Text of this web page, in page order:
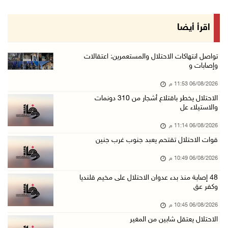
الرئيس يستقبل مجلس بلدية رام الله ويشدد على د ...
جماهير شعبنا تشيع جثمان الشهيد علاء صبيح في ت ...
الاحتلال يوسع حملات الدهم والاعتقال في قلنديا ...
06/آب/2026 08:06 م
الرئيس المصري وملك البحرين يشددان على ضرورة ت ...
رابطة العالم الإسلامي تدين تواصل انتهاكات الا ...
اليونيسف: استشهاد 300 طفل منذ وقف إطلاق النار ...
اقرأ أيضا
تواصل انتهاكات الاحتلال والمستعمرين: اعتقالات
وإصابات و
06/08/2026 11:53 م
الاحتلال يخطر باقتلاع أشجار من 310 دونمات
والاستيلاء عل
06/08/2026 11:14 م
قوات الاحتلال تقتحم يعبد جنوب غرب جنين
06/08/2026 10:49 م
48 إصابة منذ بدء عدوان الاحتلال على مخيم قلنديا
وكفر عق
06/08/2026 10:45 م
الاحتلال يعتقل شابين من المغير